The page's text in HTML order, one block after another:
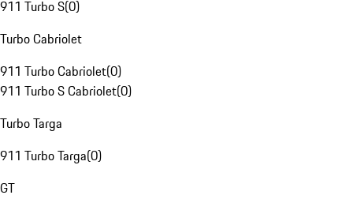
911 Turbo S(0)
Turbo Cabriolet
911 Turbo Cabriolet(0)
911 Turbo S Cabriolet(0)
Turbo Targa
911 Turbo Targa(0)
GT